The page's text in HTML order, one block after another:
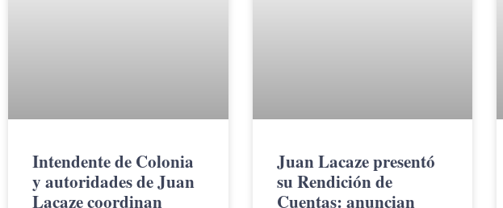
Intendente de Colonia
y autoridades de Juan
Lacaze coordinan
Juan Lacaze presentó
su Rendición de
Cuentas: anuncian